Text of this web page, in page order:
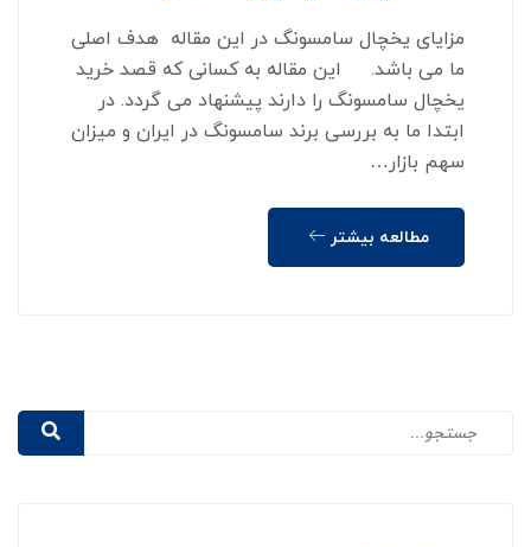
مزایای یخچال سامسونگ در این مقاله هدف اصلی
ما می باشد. این مقاله به کسانی که قصد خرید
یخچال سامسونگ را دارند پیشنهاد می گردد. در
ابتدا ما به بررسی برند سامسونگ در ایران و میزان
سهم بازار…
مطالعه بیشتر